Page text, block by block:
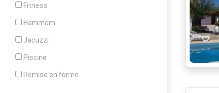
Fitness
Hammam
Jacuzzi
Piscine
Remise en forme